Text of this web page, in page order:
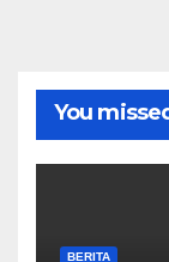
You
BERITA